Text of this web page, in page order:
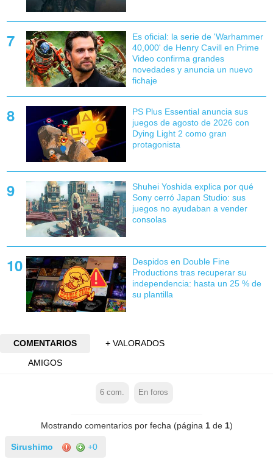
Es oficial: la serie de 'Warhammer
40,000' de Henry Cavill en Prime
Video confirma grandes
novedades y anuncia un nuevo
fichaje
PS Plus Essential anuncia sus
juegos de agosto de 2026 con
Dying Light 2 como gran
protagonista
Shuhei Yoshida explica por qué
Sony cerró Japan Studio: sus
juegos no ayudaban a vender
consolas
Despidos en Double Fine
Productions tras recuperar su
independencia: hasta un 25 % de
su plantilla
COMENTARIOS
+ VALORADOS
AMIGOS
6 com. En foros
Mostrando comentarios por fecha (página 1de 1)
Sirushimo +0